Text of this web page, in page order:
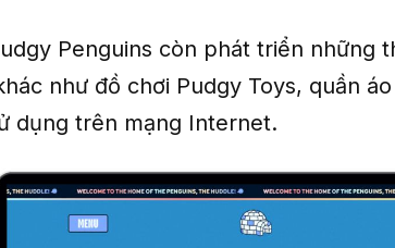
Penguins còn phát triển những
như đồ chơi Pudgy Toys, quần
dụng trên mạng Internet.